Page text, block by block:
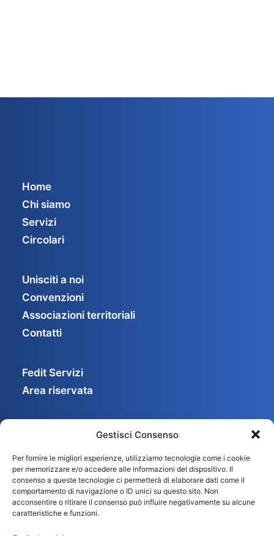
Gestisci Consenso
Per fornire le migliori esperienze, utilizziamo tecnologie come i cookie
per memorizzare e/o accedere alle informazioni del dispositivo. Il
consenso a queste tecnologie ci permetterà di elaborare dati come il
comportamento di navigazione o ID unici su questo sito. Non
acconsentire o ritirare il consenso può influire negativamente su alcune
caratteristiche e funzioni.
Home
Chi siamo
Servizi
Circolari
Unisciti a noi
Convenzioni
Associazioni territoriali
Contatti
Fedit Servizi
Area riservata
Cookie Policy
Gestisci consenso